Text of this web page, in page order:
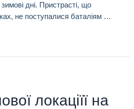
дні. Пристрасті, що
не поступалися баталіям …
локаціїї на